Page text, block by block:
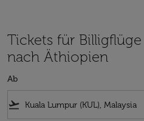
Tickets für
nach Äthiopien
Ab
flight_takeoff